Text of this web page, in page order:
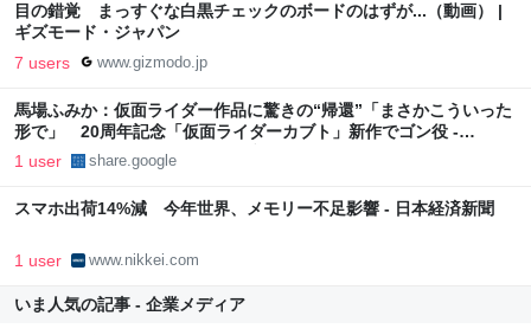
目の錯覚 まっすぐな白黒チェックのボードのはずが...（動画） |
ギズモード・ジャパン
7 users www.gizmodo.jp
馬場ふみか：仮面ライダー作品に驚きの“帰還”「まさかこういった
形で」 20周年記念「仮面ライダーカブト」新作でゴン役 -
MANTANWEB（まんたんウェブ）
1 user share.google
スマホ出荷14%減 今年世界、メモリー不足影響 - 日本経済新聞
1 user www.nikkei.com
いま人気の記事 - 企業メディア